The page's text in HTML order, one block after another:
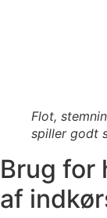
Flot,
spiller godt
Brug
af